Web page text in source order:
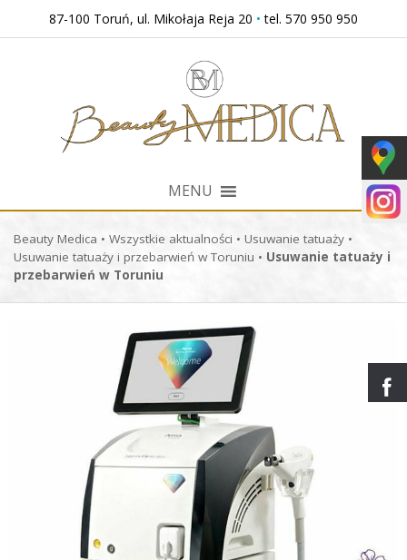
87-100 Toruń, ul. Mikołaja Reja 20 • tel. 570 950 950
MENU
Beauty Medica • Wszystkie aktualności • Usuwanie tatuaży •
Usuwanie tatuaży i przebarwień w Toruniu • Usuwanie tatuaży i
przebarwień w Toruniu